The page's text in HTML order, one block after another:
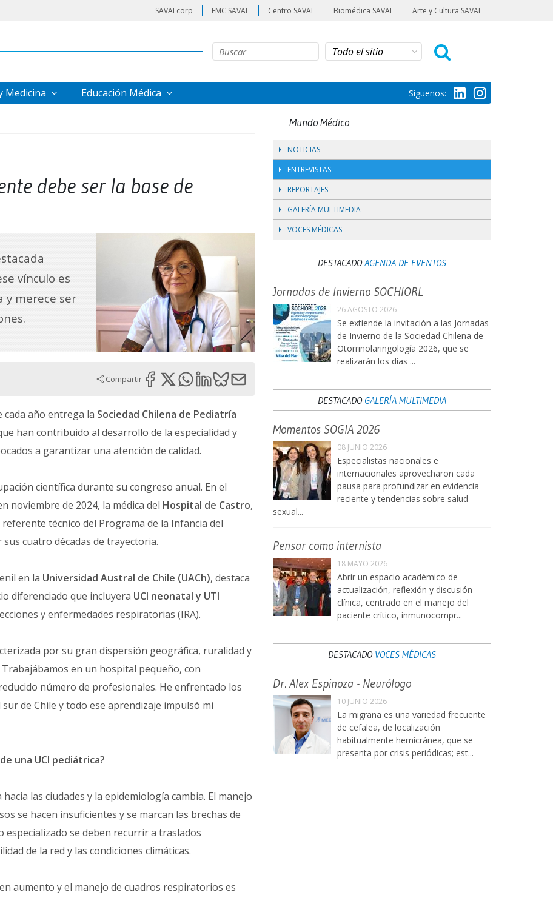
SAVALcorp EMC SAVAL Centro SAVAL Biomédica SAVAL Arte y Cultura SAVAL
Medicina Educación Médica Síguenos:
debe ser la base de
vínculo es
y merece ser
Compartir
cada año entrega la Sociedad Chilena de Pediatría
han contribuido al desarrollo de la especialidad y
a garantizar una atención de calidad.
científica durante su congreso anual. En el
noviembre de 2024, la médica del Hospital de Castro,
técnico del Programa de la Infancia del
cuatro décadas de trayectoria.
en la Universidad Austral de Chile (UACh), destaca
diferenciado que incluyera UCI neonatal y UTI
y enfermedades respiratorias (IRA).
por su gran dispersión geográfica, ruralidad y
en un hospital pequeño, con
número de profesionales. He enfrentado los
de Chile y todo ese aprendizaje impulsó mi
una UCI pediátrica?
las ciudades y la epidemiología cambia. El manejo
se hacen insuficientes y se marcan las brechas de
especializado se deben recurrir a traslados
de la red y las condiciones climáticas.
aumento y el manejo de cuadros respiratorios es
Mundo Médico
NOTICIAS
ENTREVISTAS
REPORTAJES
GALERÍA MULTIMEDIA
VOCES MÉDICAS
DESTACADOAGENDA DE EVENTOS
Jornadas de Invierno SOCHIORL
26 AGOSTO 2026
Se extiende la invitación a las Jornadas
de Invierno de la Sociedad Chilena de
Otorrinolaringología 2026, que se
realizarán los días ...
DESTACADO GALERÍA MULTIMEDIA
Momentos SOGIA 2026
08 JUNIO 2026
Especialistas nacionales e
internacionales aprovecharon cada
pausa para profundizar en evidencia
reciente y tendencias sobre salud
sexual...
Pensar como internista
18 MAYO 2026
Abrir un espacio académico de
actualización, reflexión y discusión
clínica, centrado en el manejo del
paciente crítico, inmunocompr...
DESTACADO VOCES MÉDICAS
Dr. Alex Espinoza - Neurólogo
10 JUNIO 2026
La migraña es una variedad frecuente
de cefalea, de localización
habitualmente hemicránea, que se
presenta por crisis periódicas; est...